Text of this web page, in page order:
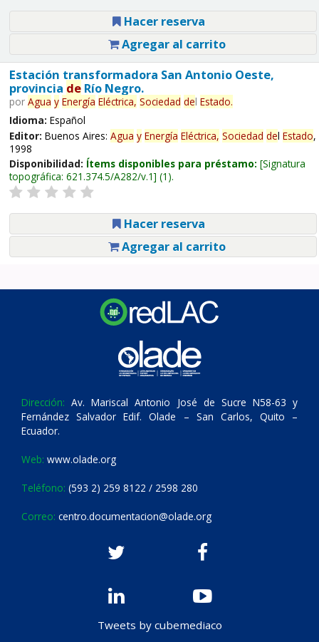
Hacer reserva
Agregar al carrito
Estación transformadora San Antonio Oeste,
provincia deRío Negro.
por Agua y Energía Eléctrica, Sociedad del Estado.
Idioma: Español
Editor: Buenos Aires: Agua y Energía Eléctrica, Sociedad del Estado,
1998
Disponibilidad: Ítems disponibles para préstamo: Signatura
topográfica: 621.374.5/A282/v.1 (1).
Hacer reserva
Agregar al carrito
Dirección: Av. Mariscal Antonio José de Sucre N58-63 y
Fernández Salvador Edif. Olade – San Carlos, Quito –
Ecuador.
Web: www.olade.org
Teléfono: (593 2) 259 8122 / 2598 280
Correo: centro.documentacion@olade.org
Tweets by cubemediaco